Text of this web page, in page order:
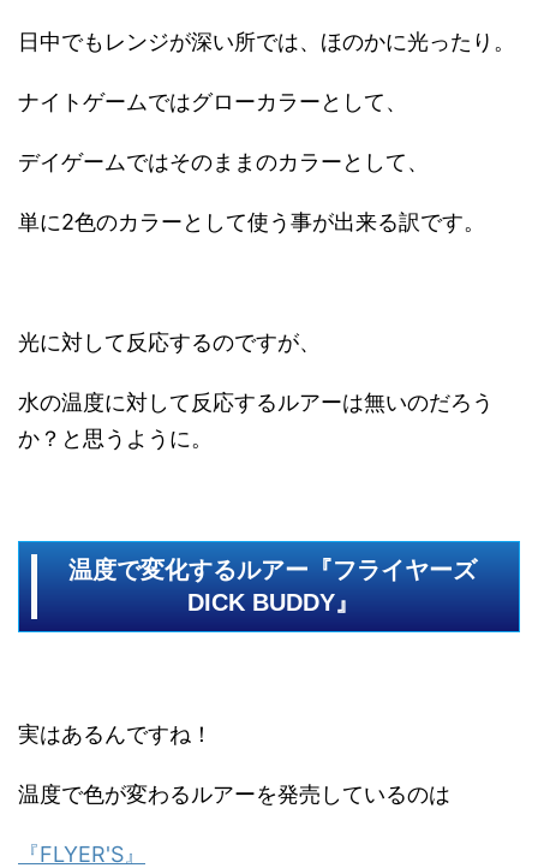
日中でもレンジが深い所では、ほのかに光ったり。
ナイトゲームではグローカラーとして、
デイゲームではそのままのカラーとして、
単に2色のカラーとして使う事が出来る訳です。
光に対して反応するのですが、
水の温度に対して反応するルアーは無いのだろう
か？と思うように。
温度で変化するルアー『フライヤーズ
DICK BUDDY』
実はあるんですね！
温度で色が変わるルアーを発売しているのは
『FLYER'S』